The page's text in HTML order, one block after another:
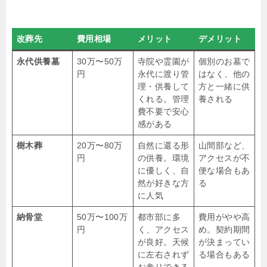
改葬先 費用相場 メリット デメリット
永代供養墓
30万〜50万
円
寺院や霊園が
永代に渡り管
理・供養して
くれる。管理
費不要で安心
感がある
個別のお墓で
はなく、他の
方と一緒に供
養される
樹木葬
20万〜80万
円
自然に還る形
の供養。環境
に優しく、自
然が好きな方
に人気
山間部など、
アクセスが不
便な場合もあ
る
納骨堂
50万〜100万
円
都市部に多
く、アクセス
が良好。天候
に左右されず
費用がやや高
め。契約期間
が決まってい
る場合もある